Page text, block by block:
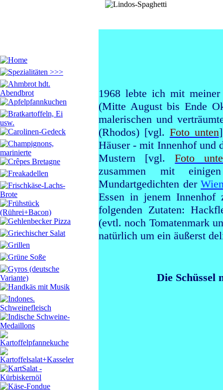
1968 lebte ich mit
(Mitte August bis Ende
malerischen und
(Rhodos) [vgl. Foto unten
Häuser - mit Innenhof und
Mustern [vgl.Foto
zusammen mit
Mundartgedichten der
Essen in jenem Innenhof
folgenden Zutaten:
(evtl. noch Tomatenmark
natürlich um ein äußerst
Die Schüssel